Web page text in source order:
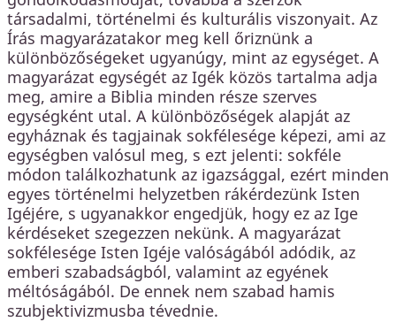
társadalmi, történelmi és kulturális viszonyait. Az
Írás magyarázatakor meg kell őriznünk a
különbözőségeket ugyanúgy, mint az egységet. A
magyarázat egységét az Igék közös tartalma adja
meg, amire a Biblia minden része szerves
egységként utal. A különbözőségek alapját az
egyháznak és tagjainak sokfélesége képezi, ami az
egységben valósul meg, s ezt jelenti: sokféle
módon találkozhatunk az igazsággal, ezért minden
egyes történelmi helyzetben rákérdezünk Isten
Igéjére, s ugyanakkor engedjük, hogy ez az Ige
kérdéseket szegezzen nekünk. A magyarázat
sokfélesége Isten Igéje valóságából adódik, az
emberi szabadságból, valamint az egyének
méltóságából. De ennek nem szabad hamis
szubjektivizmusba tévednie.